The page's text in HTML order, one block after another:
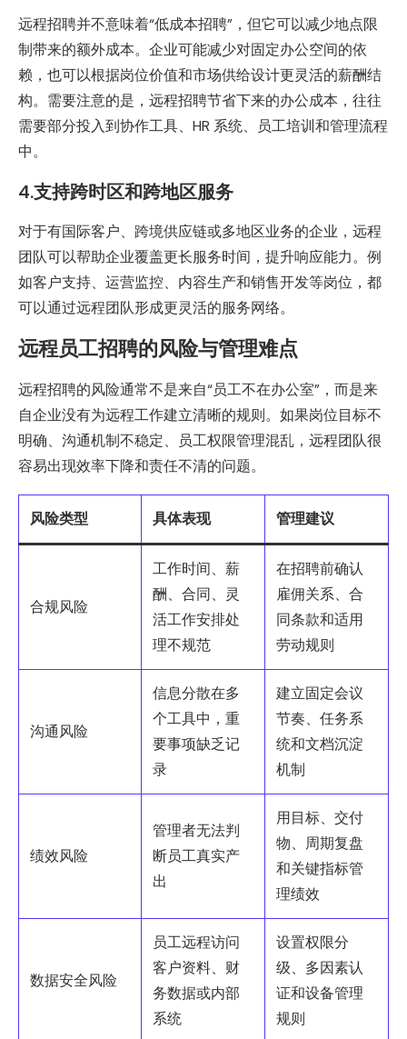
远程招聘并不意味着“低成本招聘”，但它可以减少地点限
制带来的额外成本。企业可能减少对固定办公空间的依
赖，也可以根据岗位价值和市场供给设计更灵活的薪酬结
构。需要注意的是，远程招聘节省下来的办公成本，往往
需要部分投入到协作工具、HR 系统、员工培训和管理流程
中。
4.支持跨时区和跨地区服务
对于有国际客户、跨境供应链或多地区业务的企业，远程
团队可以帮助企业覆盖更长服务时间，提升响应能力。例
如客户支持、运营监控、内容生产和销售开发等岗位，都
可以通过远程团队形成更灵活的服务网络。
远程员工招聘的风险与管理难点
远程招聘的风险通常不是来自“员工不在办公室”，而是来
自企业没有为远程工作建立清晰的规则。如果岗位目标不
明确、沟通机制不稳定、员工权限管理混乱，远程团队很
容易出现效率下降和责任不清的问题。
风险类型 具体表现 管理建议
合规风险
工作时间、薪
酬、合同、灵
活工作安排处
理不规范
在招聘前确认
雇佣关系、合
同条款和适用
劳动规则
沟通风险
信息分散在多
个工具中，重
要事项缺乏记
录
建立固定会议
节奏、任务系
统和文档沉淀
机制
绩效风险
管理者无法判
断员工真实产
出
用目标、交付
物、周期复盘
和关键指标管
理绩效
数据安全风险
员工远程访问
客户资料、财
务数据或内部
系统
设置权限分
级、多因素认
证和设备管理
规则